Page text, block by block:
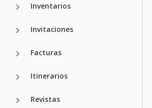
Inventarios
Invitaciones
Facturas
Itinerarios
Revistas